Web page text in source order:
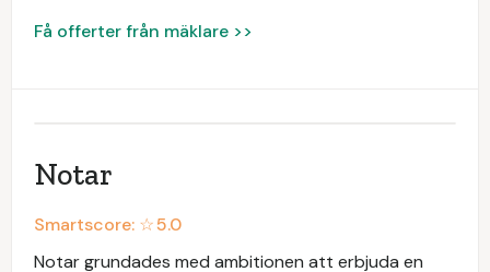
Få offerter från mäklare >>
Notar
Smartscore: ☆5.0
Notar grundades med ambitionen att erbjuda en